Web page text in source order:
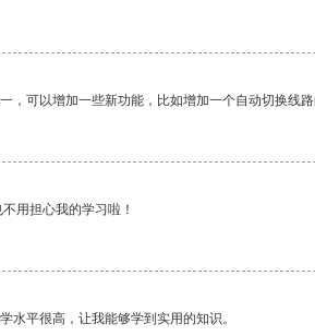
，可以增加一些新功能，比如增加一个自动切换线路
用担心我的学习啦！
水平很高，让我能够学到实用的知识。